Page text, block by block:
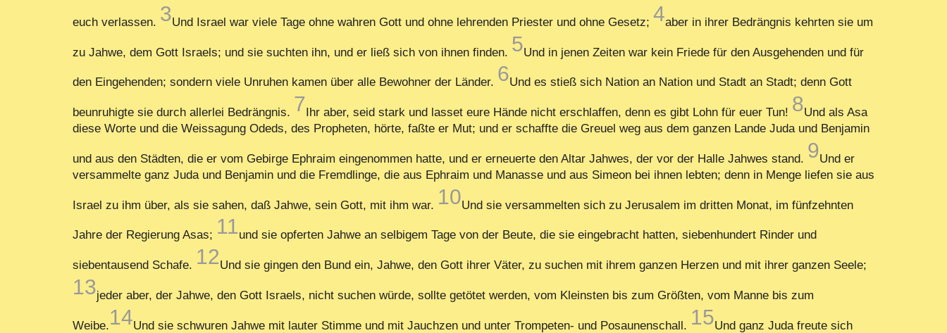
euch verlassen. 3Und Israel war viele Tage ohne wahren Gott und ohne lehrenden Priester und ohne Gesetz; 4aber in ihrer Bedrängnis kehrten sie um
zu Jahwe, dem Gott Israels; und sie suchten ihn, und er ließ sich von ihnen finden. 5Und in jenen Zeiten war kein Friede für den Ausgehenden und für
den Eingehenden; sondern viele Unruhen kamen über alle Bewohner der Länder. 6Und es stieß sich Nation an Nation und Stadt an Stadt; denn Gott
beunruhigte sie durch allerlei Bedrängnis. 7Ihr aber, seid stark und lasset eure Hände nicht erschlaffen, denn es gibt Lohn für euer Tun! 8Und als Asa
diese Worte und die Weissagung Odeds, des Propheten, hörte, faßte er Mut; und er schaffte die Greuel weg aus dem ganzen Lande Juda und Benjamin
und aus den Städten, die er vom Gebirge Ephraim eingenommen hatte, und er erneuerte den Altar Jahwes, der vor der Halle Jahwes stand. 9Und er
versammelte ganz Juda und Benjamin und die Fremdlinge, die aus Ephraim und Manasse und aus Simeon bei ihnen lebten; denn in Menge liefen sie aus
Israel zu ihm über, als sie sahen, daß Jahwe, sein Gott, mit ihm war. 10Und sie versammelten sich zu Jerusalem im dritten Monat, im fünfzehnten
Jahre der Regierung Asas; 11und sie opferten Jahwe an selbigem Tage von der Beute, die sie eingebracht hatten, siebenhundert Rinder und
siebentausend Schafe. 12Und sie gingen den Bund ein, Jahwe, den Gott ihrer Väter, zu suchen mit ihrem ganzen Herzen und mit ihrer ganzen Seele;
13jeder aber, der Jahwe, den Gott Israels, nicht suchen würde, sollte getötet werden, vom Kleinsten bis zum Größten, vom Manne bis zum
Weibe.14Und sie schwuren Jahwe mit lauter Stimme und mit Jauchzen und unter Trompeten- und Posaunenschall. 15Und ganz Juda freute sich